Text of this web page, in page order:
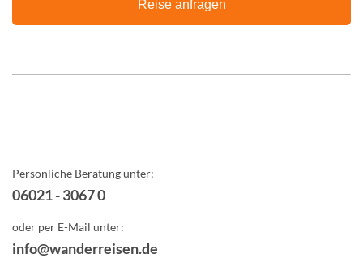
Reise anfragen
Persönliche Beratung unter:
06021 - 3067 0
oder per E-Mail unter:
info@wanderreisen.de